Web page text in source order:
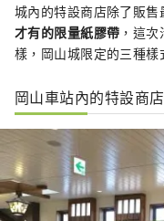
城內的特設商店除了販
才有的限量紙膠帶 ，這
樣，岡山城限定的三種樣
岡山車站內的特設商